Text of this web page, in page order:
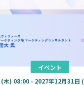
イベント
木) 08:00 - 2027年12月31日